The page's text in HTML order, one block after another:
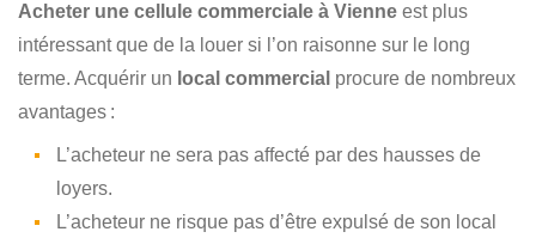
Acheter une cellule commerciale à Vienne est plus
intéressant que de la louer si l’on raisonne sur le long
terme. Acquérir un local commercial procure de nombreux
avantages :
L’acheteur ne sera pas affecté par des hausses de
loyers.
L’acheteur ne risque pas d’être expulsé de son local